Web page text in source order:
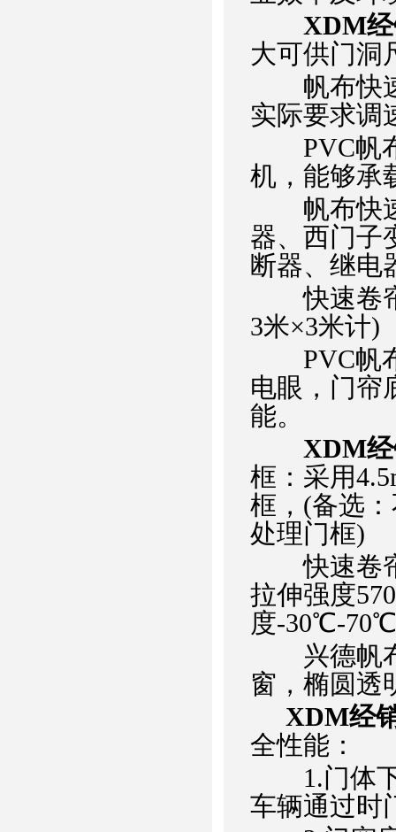
XDM
大可供门洞
帆布快速
实际要求调
PVC帆布
机，能够承
帆布快速
器、西门子
断器、继电
快速卷帘
3米×3米计)
PVC帆布
电眼，门帘
能。
XDM
框：采用
框，(备选
处理门框)
快速卷帘
拉伸强度
度-30℃-
兴德帆布
窗，椭圆透
XDM经
全性能：
1.门体下
车辆通过时